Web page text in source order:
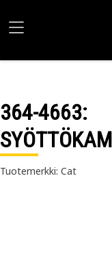
364-4663:
Tuotemerkki: Cat